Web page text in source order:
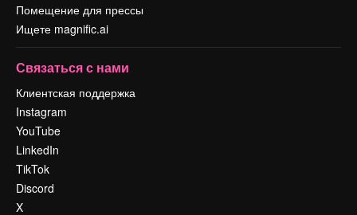
Помещение для прессы
Ищете magnific.ai
Связаться с нами
Клиентская поддержка
Instagram
YouTube
LinkedIn
TikTok
Discord
X